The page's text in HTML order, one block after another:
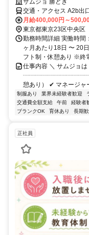
交通・アクセス A2b出
月給400,000円～
東京都東京23区中央区
勤務時間詳細 実働時間
ヶ月あたり18日 〜 20
フト制・休憩あり ※終
仕事内容 ＼ サムジョ
憩あり） ✔ マネージャ
制服あり 業界未経験者歓迎
交通費全額支給
午前 経験者
ブランクOK
育休あり 長期
正社員